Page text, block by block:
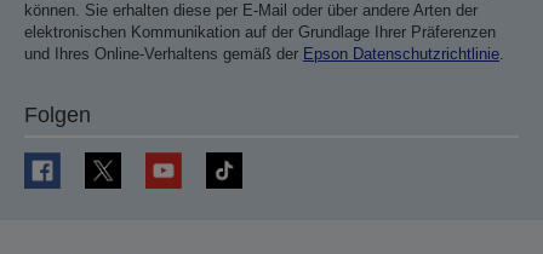
können. Sie erhalten diese per E-Mail oder über andere Arten der
elektronischen Kommunikation auf der Grundlage Ihrer Präferenzen
und Ihres Online-Verhaltens gemäß der Epson Datenschutzrichtlinie.
Folgen